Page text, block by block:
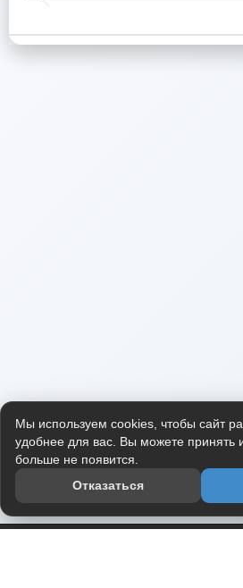
Мы используем cookies, чтобы сайт
удобнее для вас. Вы можете принять
больше не появится.
Отказаться